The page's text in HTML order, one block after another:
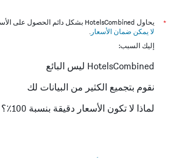
*
يحاول HotelsCombined بشكل دائم الحصول على الأسعار الدقيقة، ولكن
لا يمكن ضمان الأسعار .
إليك السبب:
HotelsCombined ليس البائع
نقوم بتجميع الكثير من البيانات لك
لماذا لا تكون الأسعار دقيقة بنسبة 100٪؟